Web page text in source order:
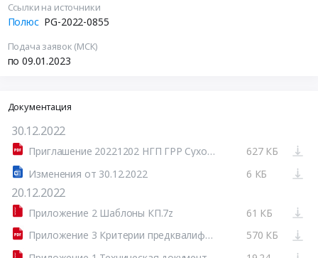
Ссылки на источники
Полюс PG-2022-0855
Подача заявок (МСК)
по 09.01.2023
Документация
30.12.2022
Приглашение 20221202 НГП ГРР Сухопитская продление до 9-01-23.pdf
627 КБ
Изменения от 30.12.2022
6 КБ
20.12.2022
Приложение 2 Шаблоны КП.7z
61 КБ
Приложение 3 Критерии предквалификации_Сухопитская пл.pdf
570 КБ